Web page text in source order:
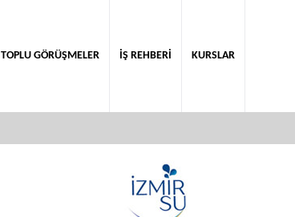
TOPLU GÖRÜŞMELER İŞ REHBERİ KURSLAR